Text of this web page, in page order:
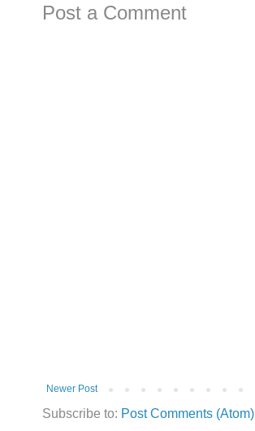
Post a Comment
Newer Post
Subscribe to: Post Comments (Atom)